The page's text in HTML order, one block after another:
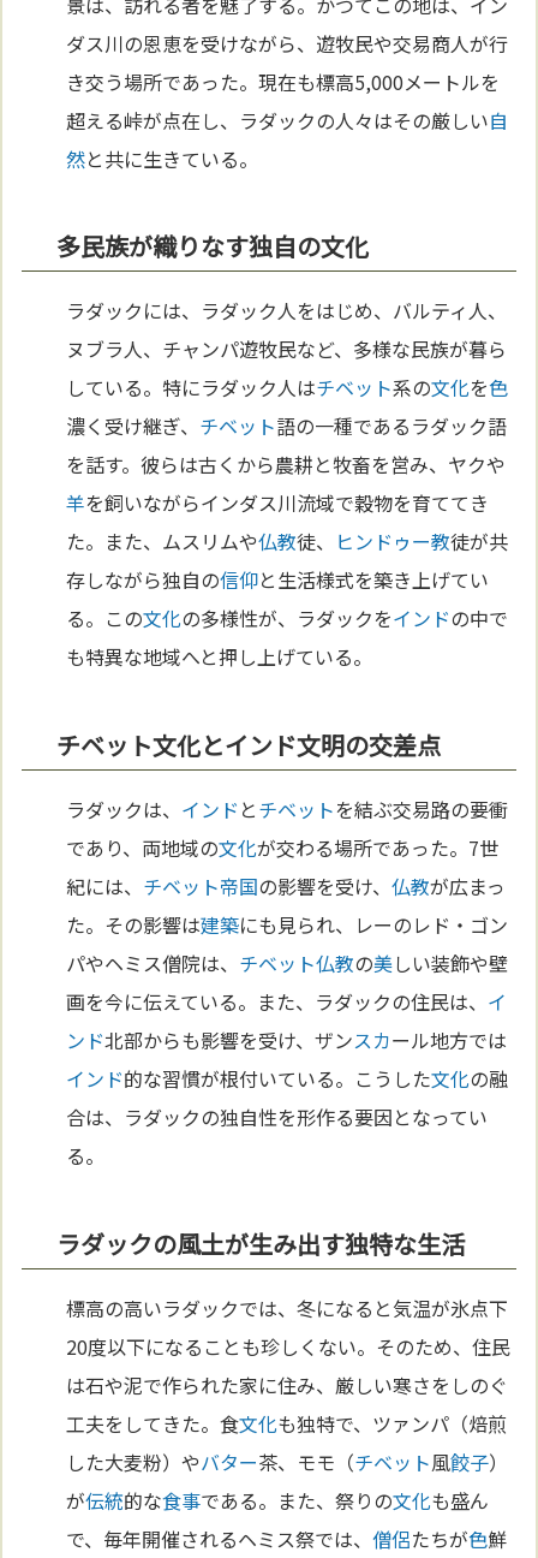
ダス川の恩恵を受けながら、遊牧民や交易商人が行
き交う場所であった。現在も標高5,000メートルを
超える峠が点在し、ラダックの人々はその厳しい自
然と共に生きている。
多民族が織りなす独自の文化
ラダックには、ラダック人をはじめ、バルティ人、
ヌブラ人、チャンパ遊牧民など、多様な民族が暮ら
している。特にラダック人はチベット系の文化を色
濃く受け継ぎ、 チベット語の一種であるラダック語
を話す。彼らは古くから農耕と牧畜を営み、ヤクや
羊を飼いながらインダス川流域で穀物を育ててき
た。また、ムスリムや仏教徒、 ヒンドゥー教徒が共
存しながら独自の信仰と生活様式を築き上げてい
る。この文化の多様性が、ラダックをインドの中で
も特異な地域へと押し上げている。
チベット文化とインド文明の交差点
ラダックは、 インド とチベットを結ぶ交易路の要衝
であり、両地域の文化が交わる場所であった。7世
紀には、 チベット帝国の影響を受け、仏教が広まっ
た。その影響は建築にも見られ、レーのレド・ゴン
パやヘミス僧院は、 チベット仏教の美しい装飾や壁
画を今に伝えている。また、ラダックの住民は、 イ
ンド北部からも影響を受け、ザンスカール地方では
インド的な習慣が根付いている。こうした文化の融
合は、ラダックの独自性を形作る要因となってい
る。
ラダックの風土が生み出す独特な生活
標高の高いラダックでは、冬になると気温が氷点下
20度以下になることも珍しくない。そのため、住民
は石や泥で作られた家に住み、厳しい寒さをしのぐ
工夫をしてきた。食文化も独特で、ツァンパ（焙煎
した大麦粉）やバター茶、モモ（チベット風餃子）
が伝統的な食事である。また、祭りの文化も盛ん
で、毎年開催されるヘミス祭では、僧侶たちが色鮮